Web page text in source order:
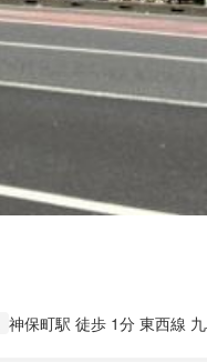
神保町駅 徒歩 1分 東西線